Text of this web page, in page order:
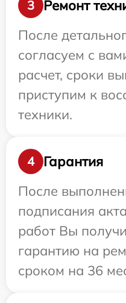
3
Ремонт
После
согласуем с
расчет, сроки
приступим к
техники.
4
Гарантия
После
подписания
работ Вы
гарантию на
сроком на 36